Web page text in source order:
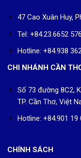
47 Cao Xuân Huy,
Tel: +84.23.6652
Hotline: +84.938
CHI NHÁNH CẦN
Số 73 đường 8C2,
TP. Cần Thơ, Việt
Hotline: +84.901 19
CHÍNH SÁCH